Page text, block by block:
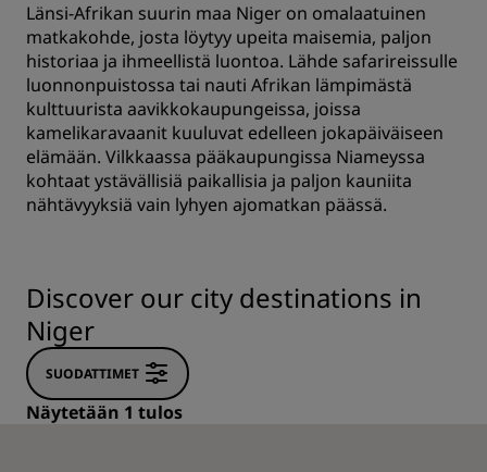
Länsi-Afrikan suurin maa Niger on omalaatuinen
matkakohde, josta löytyy upeita maisemia, paljon
historiaa ja ihmeellistä luontoa. Lähde safarireissulle
luonnonpuistossa tai nauti Afrikan lämpimästä
kulttuurista aavikkokaupungeissa, joissa
kamelikaravaanit kuuluvat edelleen jokapäiväiseen
elämään. Vilkkaassa pääkaupungissa Niameyssa
kohtaat ystävällisiä paikallisia ja paljon kauniita
nähtävyyksiä vain lyhyen ajomatkan päässä.
Discover our city destinations in
Niger
SUODATTIMET
Näytetään 1 tulos